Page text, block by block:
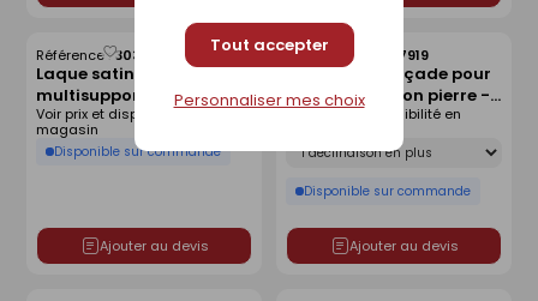
Tout accepter
Personnaliser mes choix
Laque satinée
multisupports blanc - pot
de 2.5 l
Référence :30357801
Disponible sur commande
Voir prix et disponibilité en
magasin
Ajouter au devis
Enregistrer
comme
liste
Peinture de façade pour
support sain ton pierre -
Référence : 30357919
Disponible sur commande
Voir prix et disponibilité en
Ajouter au devis
Enregistrer
comme
liste